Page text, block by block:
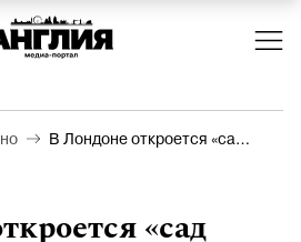
В Лондоне откроется «сад
«сад